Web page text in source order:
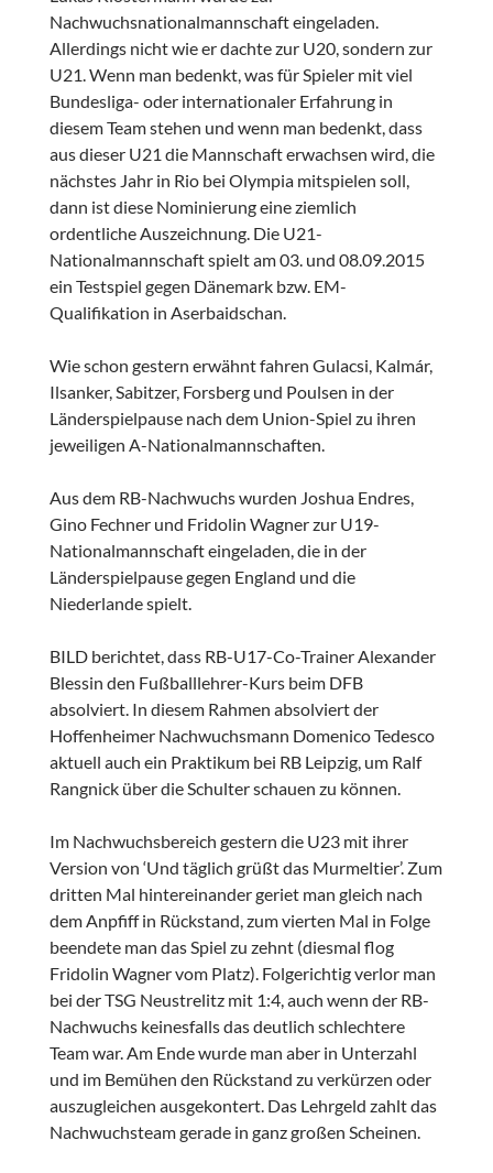
Nachwuchsnationalmannschaft eingeladen.
Allerdings nicht wie er dachte zur U20, sondern zur
U21. Wenn man bedenkt, was für Spieler mit viel
Bundesliga- oder internationaler Erfahrung in
diesem Team stehen und wenn man bedenkt, dass
aus dieser U21 die Mannschaft erwachsen wird, die
nächstes Jahr in Rio bei Olympia mitspielen soll,
dann ist diese Nominierung eine ziemlich
ordentliche Auszeichnung. Die U21-
Nationalmannschaft spielt am 03. und 08.09.2015
ein Testspiel gegen Dänemark bzw. EM-
Qualifikation in Aserbaidschan.
Wie schon gestern erwähnt fahren Gulacsi, Kalmár,
Ilsanker, Sabitzer, Forsberg und Poulsen in der
Länderspielpause nach dem Union-Spiel zu ihren
jeweiligen A-Nationalmannschaften.
Aus dem RB-Nachwuchs wurden Joshua Endres,
Gino Fechner und Fridolin Wagner zur U19-
Nationalmannschaft eingeladen, die in der
Länderspielpause gegen England und die
Niederlande spielt.
BILD berichtet, dass RB-U17-Co-Trainer Alexander
Blessin den Fußballlehrer-Kurs beim DFB
absolviert. In diesem Rahmen absolviert der
Hoffenheimer Nachwuchsmann Domenico Tedesco
aktuell auch ein Praktikum bei RB Leipzig, um Ralf
Rangnick über die Schulter schauen zu können.
Im Nachwuchsbereich gestern die U23 mit ihrer
Version von ‘Und täglich grüßt das Murmeltier’. Zum
dritten Mal hintereinander geriet man gleich nach
dem Anpfiff in Rückstand, zum vierten Mal in Folge
beendete man das Spiel zu zehnt (diesmal flog
Fridolin Wagner vom Platz). Folgerichtig verlor man
bei der TSG Neustrelitz mit 1:4, auch wenn der RB-
Nachwuchs keinesfalls das deutlich schlechtere
Team war. Am Ende wurde man aber in Unterzahl
und im Bemühen den Rückstand zu verkürzen oder
auszugleichen ausgekontert. Das Lehrgeld zahlt das
Nachwuchsteam gerade in ganz großen Scheinen.